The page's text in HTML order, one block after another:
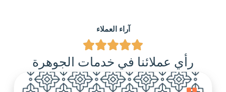
آراء العملاء
رأي عملائنا في خدمات الجوهرة